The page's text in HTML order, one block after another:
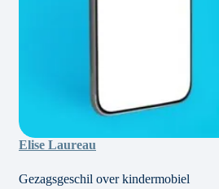
Elise Laureau
Gezagsgeschil over kindermobiel